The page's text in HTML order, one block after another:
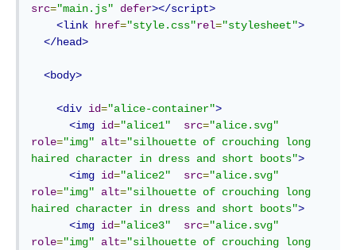
src="main.js" defer></script>
<link
href="style.css"rel="stylesheet">
</head>
<body>
<div id="alice-container">
<img id="alice1" src="alice.svg"
role="img" alt="silhouette of crouching long
haired character in dress and short boots">
<img id="alice2" src="alice.svg"
role="img" alt="silhouette of crouching long
haired character in dress and short boots">
<img id="alice3" src="alice.svg"
role="img" alt="silhouette of crouching long